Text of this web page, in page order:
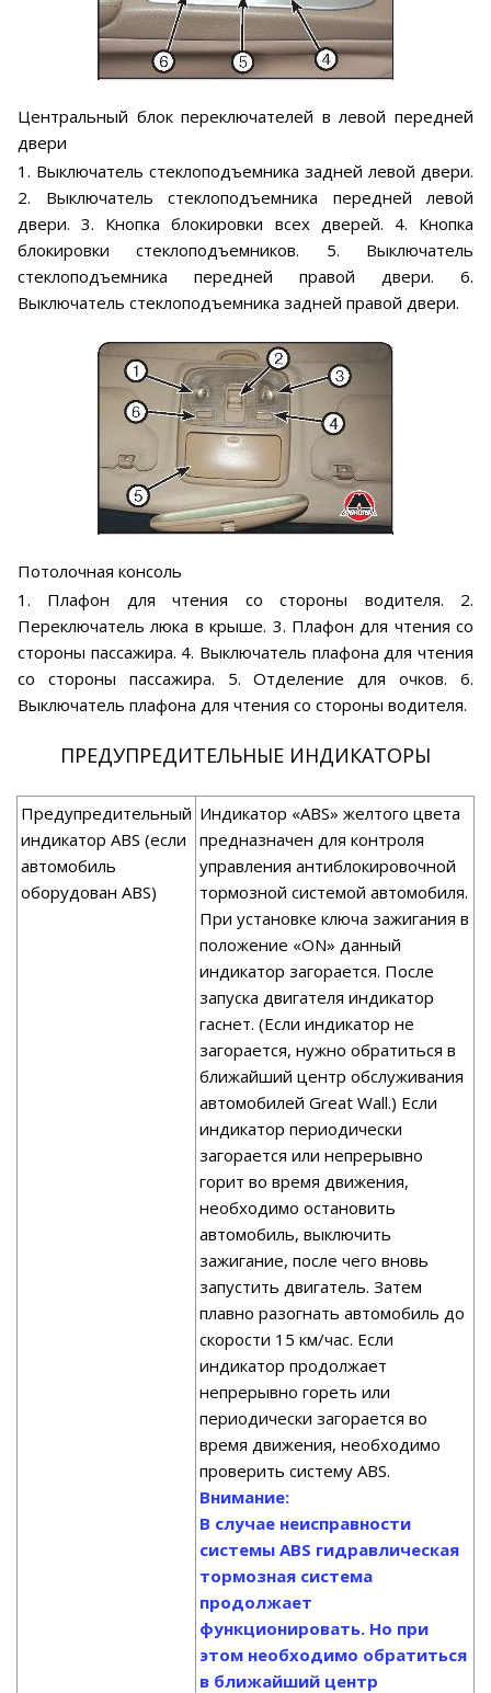
Центральный блок переключателей в левой передней
двери
1. Выключатель стеклоподъемника задней левой двери.
2. Выключатель стеклоподъемника передней левой
двери. 3. Кнопка блокировки всех дверей. 4. Кнопка
блокировки стеклоподъемников. 5. Выключатель
стеклоподъемника передней правой двери. 6.
Выключатель стеклоподъемника задней правой двери.
Потолочная консоль
1. Плафон для чтения со стороны водителя. 2.
Переключатель люка в крыше. 3. Плафон для чтения со
стороны пассажира. 4. Выключатель плафона для чтения
со стороны пассажира. 5. Отделение для очков. 6.
Выключатель плафона для чтения со стороны водителя.
ПРЕДУПРЕДИТЕЛЬНЫЕ ИНДИКАТОРЫ
Предупредительный
индикатор ABS (если
автомобиль
оборудован ABS)
Индикатор «ABS» желтого цвета
предназначен для контроля
управления антиблокировочной
тормозной системой автомобиля.
При установке ключа зажигания в
положение «ON» данный
индикатор загорается. После
запуска двигателя индикатор
гаснет. (Если индикатор не
загорается, нужно обратиться в
ближайший центр обслуживания
автомобилей Great Wall.) Если
индикатор периодически
загорается или непрерывно
горит во время движения,
необходимо остановить
автомобиль, выключить
зажигание, после чего вновь
запустить двигатель. Затем
плавно разогнать автомобиль до
скорости 15 км/час. Если
индикатор продолжает
непрерывно гореть или
периодически загорается во
время движения, необходимо
проверить систему ABS.
Внимание:
В случае неисправности
системы ABS гидравлическая
тормозная система
продолжает
функционировать. Но при
этом необходимо обратиться
в ближайший центр